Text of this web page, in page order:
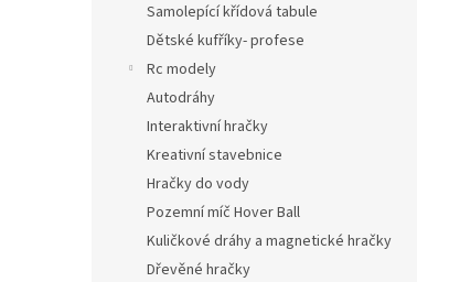
Samolepící křídová tabule
Dětské kufříky- profese
Rc modely
Autodráhy
Interaktivní hračky
Kreativní stavebnice
Hračky do vody
Pozemní míč Hover Ball
Kuličkové dráhy a magnetické hračky
Dřevěné hračky